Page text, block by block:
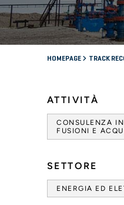
HOMEPAGE TRACK
ATTIVITÀ
CONSULENZA
FUSIONI E
SETTORE
ENERGIA ED